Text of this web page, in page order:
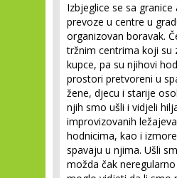
Izbjeglice se sa
prevoze u centre u
organizovan boravak.
tržnim centrima koji su
kupce, pa su njihovi
prostori pretvoreni u
žene, djecu i starije
njih smo ušli i vidjeli
improvizovanih
hodnicima, kao i
spavaju u njima. Ušli
možda čak